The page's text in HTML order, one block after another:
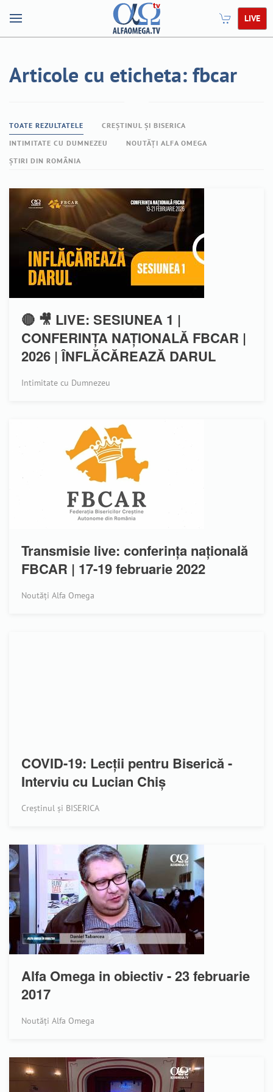
LIVE
Articole cu eticheta: fbcar
TOATE REZULTATELE
CREȘTINUL ȘI BISERICA
INTIMITATE CU DUMNEZEU
NOUTĂȚI ALFA OMEGA
ȘTIRI DIN ROMÂNIA
🔴 🎥 LIVE: SESIUNEA 1 |
CONFERINȚA NAȚIONALĂ FBCAR |
2026 | ÎNFLĂCĂREAZĂ DARUL
Intimitate cu Dumnezeu
Transmisie live: conferința națională
FBCAR | 17-19 februarie 2022
Noutăți Alfa Omega
COVID-19: Lecții pentru Biserică -
Interviu cu Lucian Chiș
Creștinul și BISERICA
Alfa Omega in obiectiv - 23 februarie
2017
Noutăți Alfa Omega